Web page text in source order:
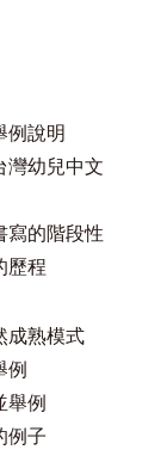
例說明
幼兒中文
的階段性
歷程
成熟模式
例
舉例
例子